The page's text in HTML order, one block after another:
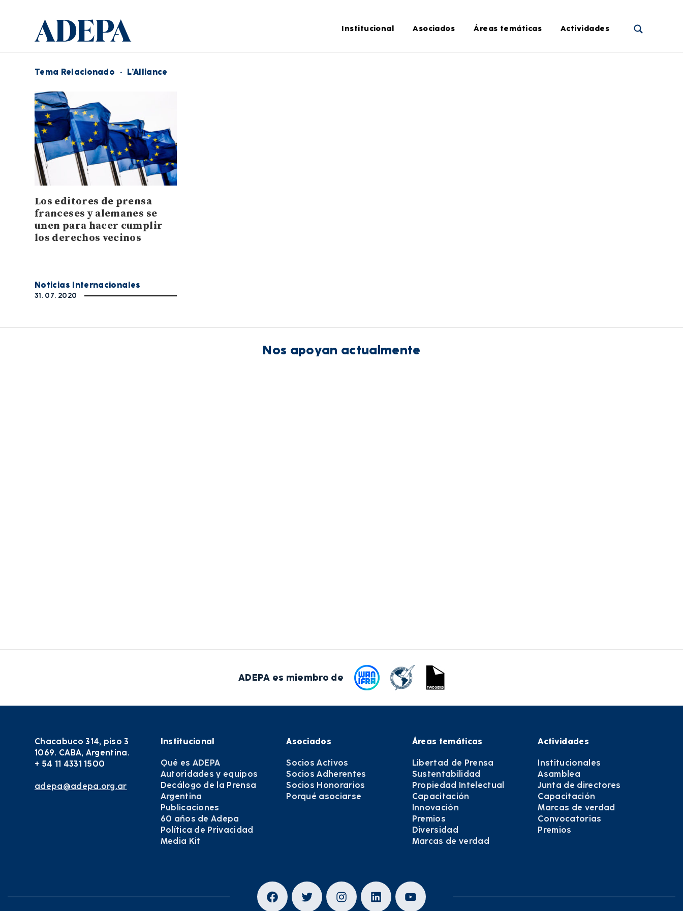
Institucional Asociados Áreas temáticas Actividades
Tema Relacionado · L’Alliance
Los editores de prensa
franceses y alemanes se
unen para hacer cumplir
los derechos vecinos
Noticias Internacionales
31. 07. 2020
Nos apoyan actualmente
ADEPA es miembro de
Chacabuco 314, piso 3
1069. CABA, Argentina.
+ 54 11 4331 1500
adepa@adepa.org.ar
Institucional
Qué es ADEPA
Autoridades y equipos
Decálogo de la Prensa
Argentina
Publicaciones
60 años de Adepa
Política de Privacidad
Media Kit
Asociados
Socios Activos
Socios Adherentes
Socios Honorarios
Porqué asociarse
Áreas temáticas
Libertad de Prensa
Sustentabilidad
Propiedad Intelectual
Capacitación
Innovación
Premios
Diversidad
Marcas de verdad
Actividades
Institucionales
Asamblea
Junta de directores
Capacitación
Marcas de verdad
Convocatorias
Premios
Facebook
TwitterInstagram
LinkedInYouTube